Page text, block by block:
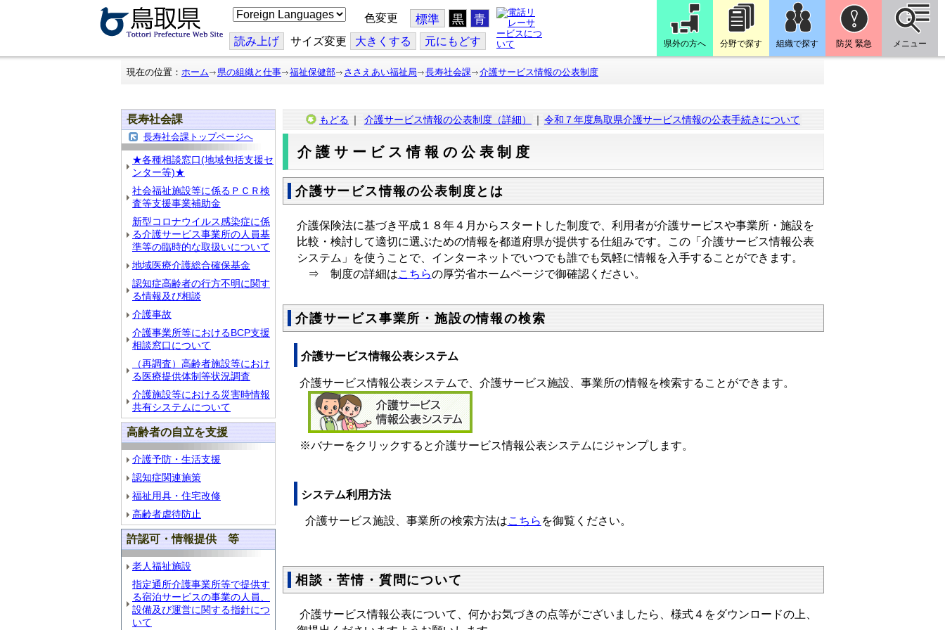
こ
の
ジ
を
翻
色変更 標準 黒 青
読み上げ サイズ変更 大きくする 元にもどす 県外の方へ 分野で探す 組織で探す 防災 緊急 メニュー
現在の位置： ホーム 県の組織と仕事 福祉保健部 ささえあい福祉局 長寿社会課 介護サービス情報の公表制度
長寿社会課
長寿社会課トップページへ
★各種相談窓口(地域包括支援セ
ンター等)★
社会福祉施設等に係るＰＣＲ検
査等支援事業補助金
新型コロナウイルス感染症に係
る介護サービス事業所の人員基
準等の臨時的な取扱いについて
地域医療介護総合確保基金
認知症高齢者の行方不明に関す
る情報及び相談
介護事故
介護事業所等におけるBCP支援
相談窓口について
（再調査）高齢者施設等におけ
る医療提供体制等状況調査
介護施設等における災害時情報
共有システムについて
高齢者の自立を支援
介護予防・生活支援
認知症関連施策
福祉用具・住宅改修
高齢者虐待防止
許認可・情報提供 等
老人福祉施設
指定通所介護事業所等で提供す
る宿泊サービスの事業の人員、
設備及び運営に関する指針につ
いて
もどる ｜ 介護サービス情報の公表制度（詳細） ｜ 令和７年度鳥取県介護サービス情報の公表手続きについて
介護サービス情報の公表制度
介護サービス情報の公表制度とは
介護保険法に基づき平成１８年４月からスタートした制度で、利用者が介護サービスや事業所・施設を
比較・検討して適切に選ぶための情報を都道府県が提供する仕組みです。この「介護サービス情報公表
システム」を使うことで、インターネットでいつでも誰でも気軽に情報を入手することができます。
⇒ 制度の詳細はこちらの厚労省ホームページで御確認ください。
介護サービス事業所・施設の情報の検索
介護サービス情報公表システム
介護サービス情報公表システムで、介護サービス施設、事業所の情報を検索することができます。
※バナーをクリックすると介護サービス情報公表システムにジャンプします。
システム利用方法
介護サービス施設、事業所の検索方法はこちら を御覧ください。
相談・苦情・質問について
介護サービス情報公表について、何かお気づきの点等がございましたら、様式４をダウンロードの上、